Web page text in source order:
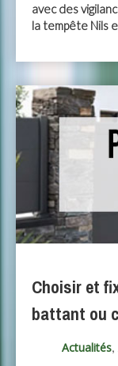
avec des
la tempête Nils
Choisir et
battant ou
Actualités,